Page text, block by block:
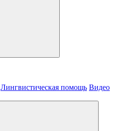
Лингвистическая помощь Видео